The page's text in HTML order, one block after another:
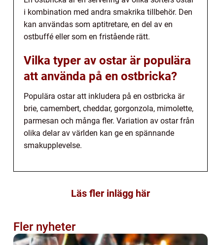
i kombination med andra smakrika tillbehör. Den
kan användas som aptitretare, en del av en
ostbuffé eller som en fristående rätt.
Vilka typer av ostar är populära
att använda på en ostbricka?
Populära ostar att inkludera på en ostbricka är
brie, camembert, cheddar, gorgonzola, mimolette,
parmesan och många fler. Variation av ostar från
olika delar av världen kan ge en spännande
smakupplevelse.
Läs fler inlägg här
Fler nyheter